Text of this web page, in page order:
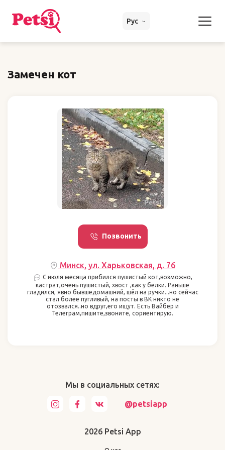
Рус
Замечен кот
Позвонить
Минск, ул. Харьковская, д. 76
С июля месяца прибился пушистый кот,возможно,
кастрат,очень пушистый, хвост ,как у белки. Раньше
гладился, явно бывшедомашний, шёл на ручки...но сейчас
стал более пугливый, на посты в ВК никто не
отозвался..но вдруг,его ищут. Есть Вайбер и
Телеграм,пишите,звоните, сориентирую.
Мы в социальных сетях:
@petsiapp
2026 Petsi App